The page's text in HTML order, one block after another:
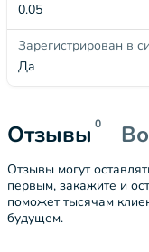
0.05
Зарегистрирован в
Да
Отзывы 0
Отзывы могут
первым, закажите и
поможет тысячам
будущем.